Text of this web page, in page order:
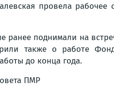
провела
ранее поднимали на
также о работе
до конца года.
ПМР